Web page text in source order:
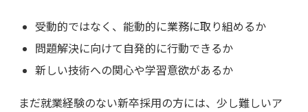
受動的ではなく、能動的に業務に取り組めるか
問題解決に向けて自発的に行動できるか
新しい技術への関心や学習意欲があるか
まだ就業経験のない新卒採用の方には、少し難しいア